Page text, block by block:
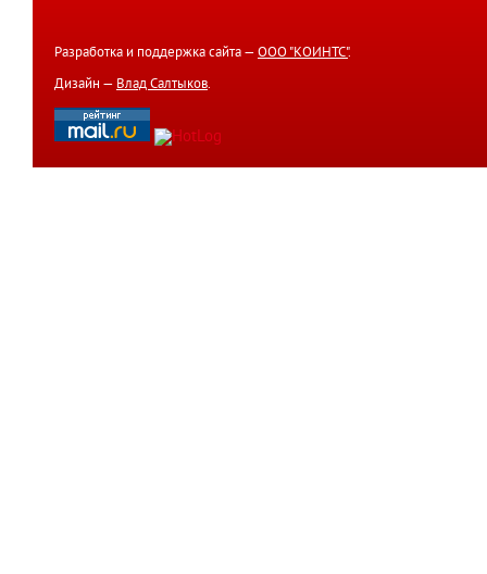
Разработка и поддержка сайта — ООО "КОИНТС".
Дизайн — Влад Салтыков.